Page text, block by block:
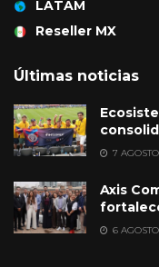
LATAM
Reseller MX
Últimas noticias
7
Axis
6